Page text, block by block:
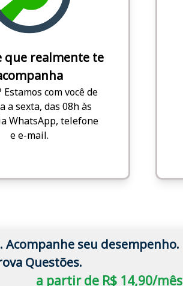
que realmente te
Estamos com você de
a sexta, das 08h às
WhatsApp, telefone
e e-mail.
Acompanhe seu desempenho.
Questões.
a partir de R$ 14,90/mês